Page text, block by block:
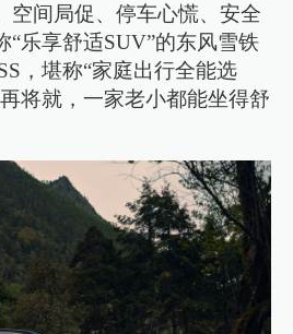
空间局促、停车心慌、安全
乐享舒适SUV”的东风雪铁
，堪称“家庭出行全能选
将就，一家老小都能坐得舒